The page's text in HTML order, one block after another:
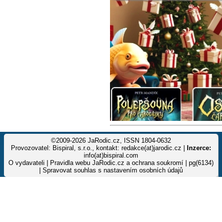
©2009-2026 JaRodic.cz, ISSN 1804-0632
Provozovatel: Bispiral, s.r.o., kontakt: redakce(at)jarodic.cz |
Inzerce:
info(at)bispiral.com
O vydavateli
Pravidla webu JaRodic.cz a ochrana soukromí | pg(6134)
Spravovat souhlas s nastavením osobních údajů